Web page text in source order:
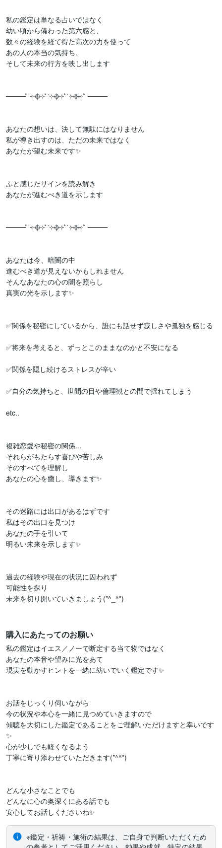
私の鑑定は単なる占いではなく
幼い頃から備わった第六感と、
数々の経験を経て得た高次の力を使って
あの人の本当の気持ち、
そして未来の行方を映し出します
──── ̊˙༓࿇༓˙̊˙༓࿇༓˙̊˙༓࿇༓˙̊ ────
あなたの想いは、決して無駄にはなりません
私が導き出すのは、ただの未来ではなく
あなたが望む未来です✨
ふと感じたサインを読み解き
あなたが進むべき道を示します
──── ̊˙༓࿇༓˙̊˙༓࿇༓˙̊˙༓࿇༓˙̊ ────
あなたは今、暗闇の中
進むべき道が見えないかもしれません
そんなあなたの心の闇を照らし
真実の光を示します✨
✅関係を秘密にしているから、誰にも話せず寂しさや孤独を感じる
✅将来を考えると、ずっとこのままなのかと不安になる
✅関係を隠し続けるストレスが辛い
✅自分の気持ちと、世間の目や倫理観との間で揺れてしまう
etc..
複雑恋愛や秘密の関係...
それらがもたらす喜びや苦しみ
そのすべてを理解し
あなたの心を癒し、導きます✨
その迷路には出口があるはずです
私はその出口を見つけ
あなたの手を引いて
明るい未来を示します✨
過去の経験や現在の状況に囚われず
可能性を探り
未来を切り開いていきましょう(*^_^*)
購入にあたってのお願い
私の鑑定はイエス／ノーで断定する当て物ではなく
あなたの本音や望みに光をあて
現実を動かすヒントを一緒に紡いでいく鑑定です✨
お話をじっくり伺いながら
今の状況や本心を一緒に見つめていきますので
傾聴を大切にした鑑定であることをご理解いただけますと幸いです
✨
心が少しでも軽くなるよう
丁寧に寄り添わせていただきます(*^^*)
どんな小さなことでも
どんなに心の奥深くにある話でも
安心してお話しくださいね✨
※鑑定・祈祷・施術の結果は、ご自身で判断いただくため